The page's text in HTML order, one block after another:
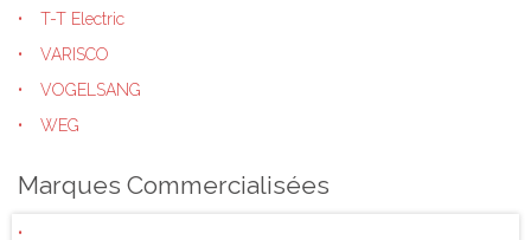
T-T Electric
VARISCO
VOGELSANG
WEG
Marques Commercialisées